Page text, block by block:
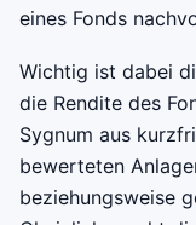
eines Fonds
Wichtig ist dabei
die Rendite des
Sygnum aus
bewerteten
beziehungsweise